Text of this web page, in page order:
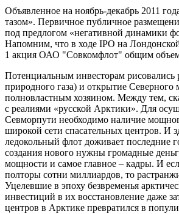
Объявленное на ноябрь-декабрь 2011
тазом». Первичное публичное
под предлогом «негативной динамики
Напомним, что в ходе IPO на
1 акция ОАО "Совкомфлот" общим
Потенциальным инвесторам
природного газа) и открытие
полновластным хозяином. Между тем,
с реалиями «русской Арктики». Для
Севморпути необходимо наличие
широкой сети спасательных центров. И
ледокольный флот доживает последние
создания нового нужны громадные
мощности и самое главное – кадры. И
полторы сотни миллиардов, то
Уцелевшие в эпоху безвременья
инвестиций в их восстановление даже
центров в Арктике превратился в